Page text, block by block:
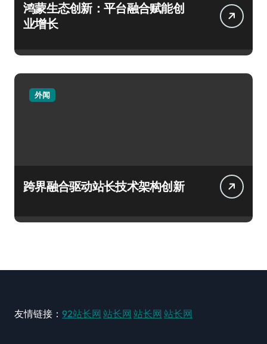
鸿蒙生态创新：平台融合赋能创
业增长
外闻
跨界融合驱动站长技术架构创新
友情链接： 92站长网 站长网 站长网 站长网